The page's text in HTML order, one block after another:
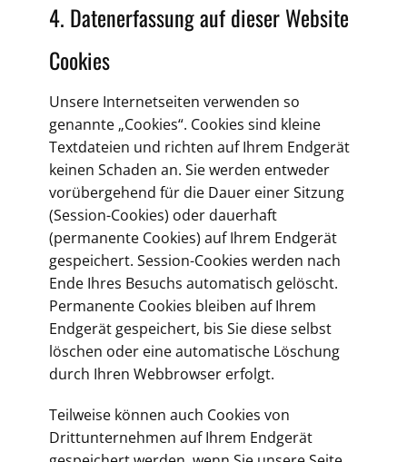
4. Datenerfassung auf dieser Website
Cookies
Unsere Internetseiten verwenden so
genannte „Cookies“. Cookies sind kleine
Textdateien und richten auf Ihrem Endgerät
keinen Schaden an. Sie werden entweder
vorübergehend für die Dauer einer Sitzung
(Session-Cookies) oder dauerhaft
(permanente Cookies) auf Ihrem Endgerät
gespeichert. Session-Cookies werden nach
Ende Ihres Besuchs automatisch gelöscht.
Permanente Cookies bleiben auf Ihrem
Endgerät gespeichert, bis Sie diese selbst
löschen oder eine automatische Löschung
durch Ihren Webbrowser erfolgt.
Teilweise können auch Cookies von
Drittunternehmen auf Ihrem Endgerät